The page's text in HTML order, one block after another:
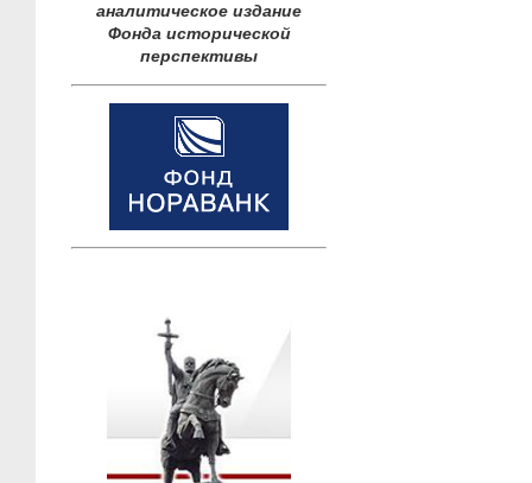
аналитическое издание
Фонда исторической
перспективы